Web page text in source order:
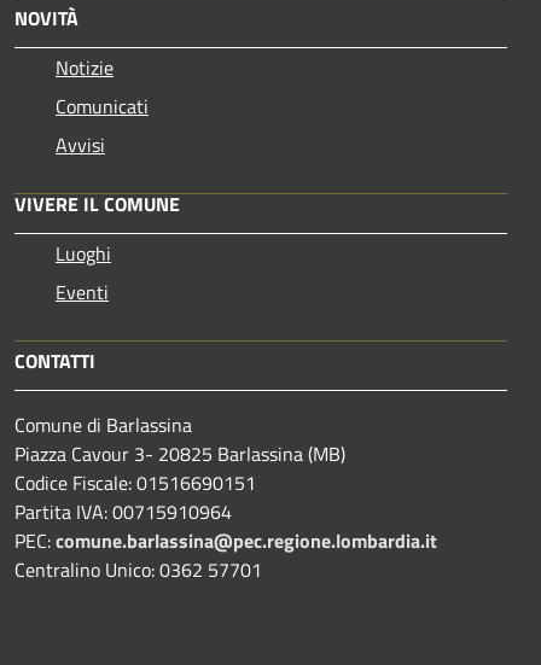
NOVITÀ
Notizie
Comunicati
Avvisi
VIVERE IL COMUNE
Luoghi
Eventi
CONTATTI
Comune di Barlassina
Piazza Cavour 3- 20825 Barlassina (MB)
Codice Fiscale: 01516690151
Partita IVA: 00715910964
PEC:comune.barlassina@pec.regione.lombardia.it
Centralino Unico: 0362 57701